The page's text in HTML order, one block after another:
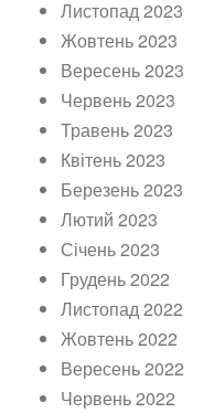
Листопад 2023
Жовтень 2023
Вересень 2023
Червень 2023
Травень 2023
Квітень 2023
Березень 2023
Лютий 2023
Січень 2023
Грудень 2022
Листопад 2022
Жовтень 2022
Вересень 2022
Червень 2022